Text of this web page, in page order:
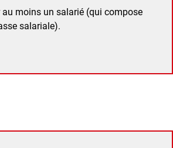
au moins un salarié (qui compose
salariale).